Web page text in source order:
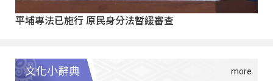
平埔專法已施行 原民身分法暫緩審查
文化小辭典